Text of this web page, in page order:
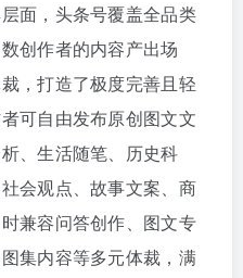
面，头条号覆盖全品类
创作者的内容产出场
，打造了极度完善且轻
可自由发布原创图文文
、生活随笔、历史科
会观点、故事文案、商
兼容问答创作、图文专
集内容等多元体裁，满